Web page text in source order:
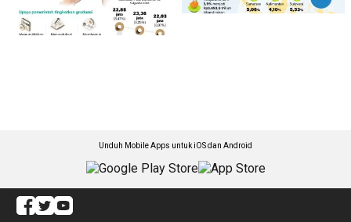
Unduh Mobile Apps untuk iOS dan Android